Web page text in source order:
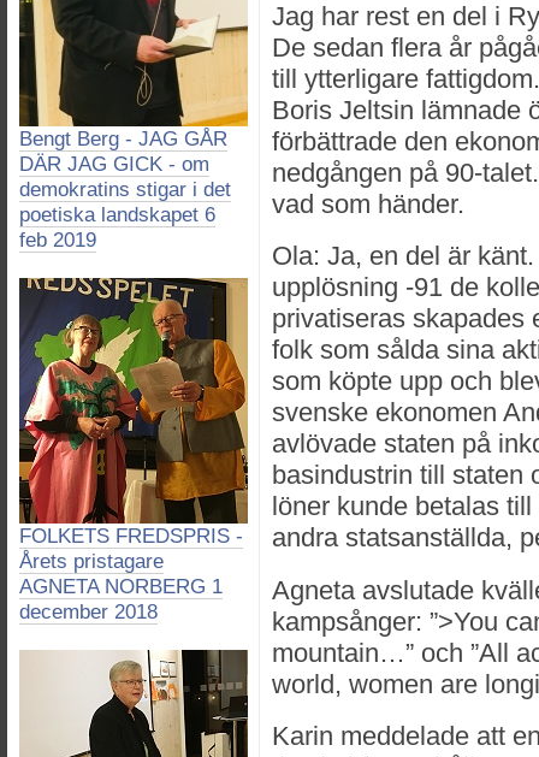
Bengt Berg - JAG GÅR
DÄR JAG GICK - om
demokratins stigar i det
poetiska landskapet 6
feb 2019
FOLKETS FREDSPRIS -
Årets pristagare
AGNETA NORBERG 1
december 2018
Jag har rest en del i
De sedan flera år
till ytterligare
Boris Jeltsin lämnade
förbättrade den
nedgången på 90-
vad som händer.
Ola: Ja, en del är
upplösning -91 de
privatiseras skapades
folk som sålda sina
som köpte upp och
svenske ekonomen
avlövade staten på
basindustrin till staten
löner kunde betalas
andra statsanställda,
Agneta avslutade
kampsånger: ”>You
mountain…” och ”All
world, women are
Karin meddelade att